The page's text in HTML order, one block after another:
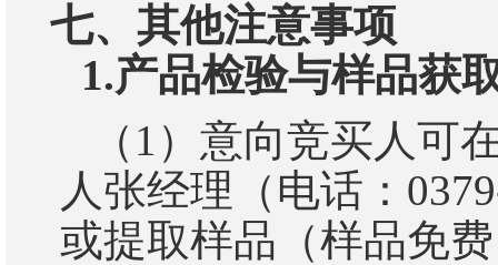
七、其他注意事项
1.产品检验与样品获
（ 1 ） 意向竞买人可
人张经理（电话：
或提取样品（样品免